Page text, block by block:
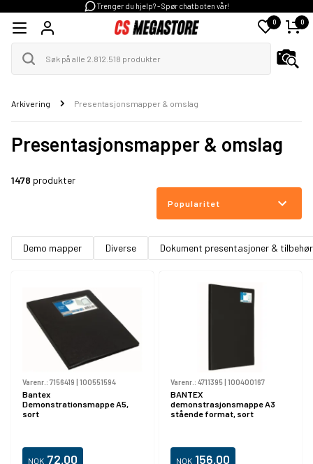
Trenger du hjelp? - Spør chatboten vår!
0 0
Arkivering Presentasjonsmapper & omslag
Presentasjonsmapper & omslag
1478 produkter
Popularitet
Demo mapper Diverse Dokument presentasjoner & tilbehør
Varenr.: 7156419 | 100551594
Bantex
Demonstrationsmappe A5,
sort
NOK 72,00
Varenr.: 4711395| 100400167
BANTEX
demonstrasjonsmappe A3
stående format, sort
NOK 156,00